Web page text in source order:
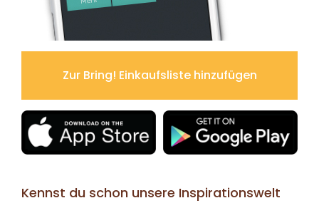
Zur Bring! Einkaufsliste hinzufügen
Kennst du schon unsere Inspirationswelt